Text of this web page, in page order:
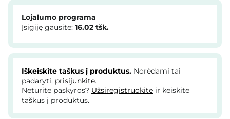
Lojalumo programa
Įsigiję gausite: 16.02 tšk.
Iškeiskite taškus į produktus. Norėdami tai
padaryti, prisijunkite.
Neturite paskyros? Užsiregistruokite ir keiskite
taškus į produktus.